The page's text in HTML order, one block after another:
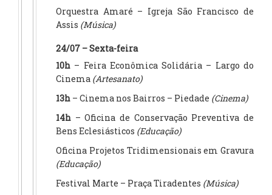
Orquestra Amaré – Igreja São Francisco de
Assis (Música)
24/07 – Sexta-feira
10h – Feira Econômica Solidária – Largo do
Cinema (Artesanato)
13h – Cinema nos Bairros – Piedade (Cinema)
14h – Oficina de Conservação Preventiva de
Bens Eclesiásticos (Educação)
Oficina Projetos Tridimensionais em Gravura
(Educação)
Festival Marte – Praça Tiradentes (Música)